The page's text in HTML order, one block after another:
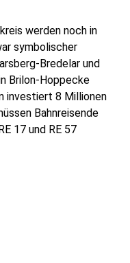
werden noch in
symbolischer
Bredelar und
Brilon-Hoppecke
investiert 8 Millionen
Bahnreisende
17 und RE 57